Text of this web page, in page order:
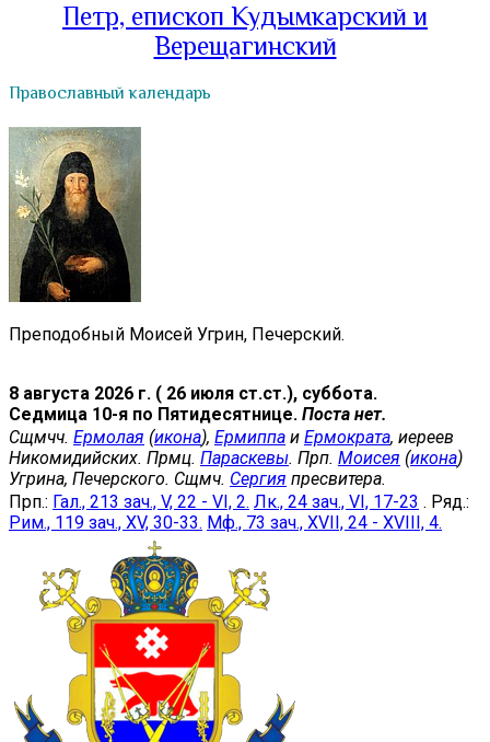
Петр, епископ Кудымкарский и
Верещагинский
Православный календарь
Преподобный Моисей Угрин, Печерский.
8 августа 2026 г. ( 26 июля ст.ст.), суббота.
Седмица 10-я по Пятидесятнице. Поста нет.
Сщмчч. Ермолая (икона), Ермиппа и Ермократа, иереев
Никомидийских. Прмц. Параскевы. Прп. Моисея (икона)
Угрина, Печерского. Сщмч. Сергия пресвитера.
Прп.: Гал., 213 зач., V, 22 - VI, 2. Лк., 24 зач., VI, 17-23 . Ряд.:
Рим., 119 зач., XV, 30-33. Мф., 73 зач., XVII, 24 - XVIII, 4.